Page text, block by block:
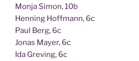
Mon­ja Simon, 10b
Hen­ning Hoff­mann, 6c
Paul Berg, 6c
Jonas May­er, 6c
Ida Gre­ving, 6c